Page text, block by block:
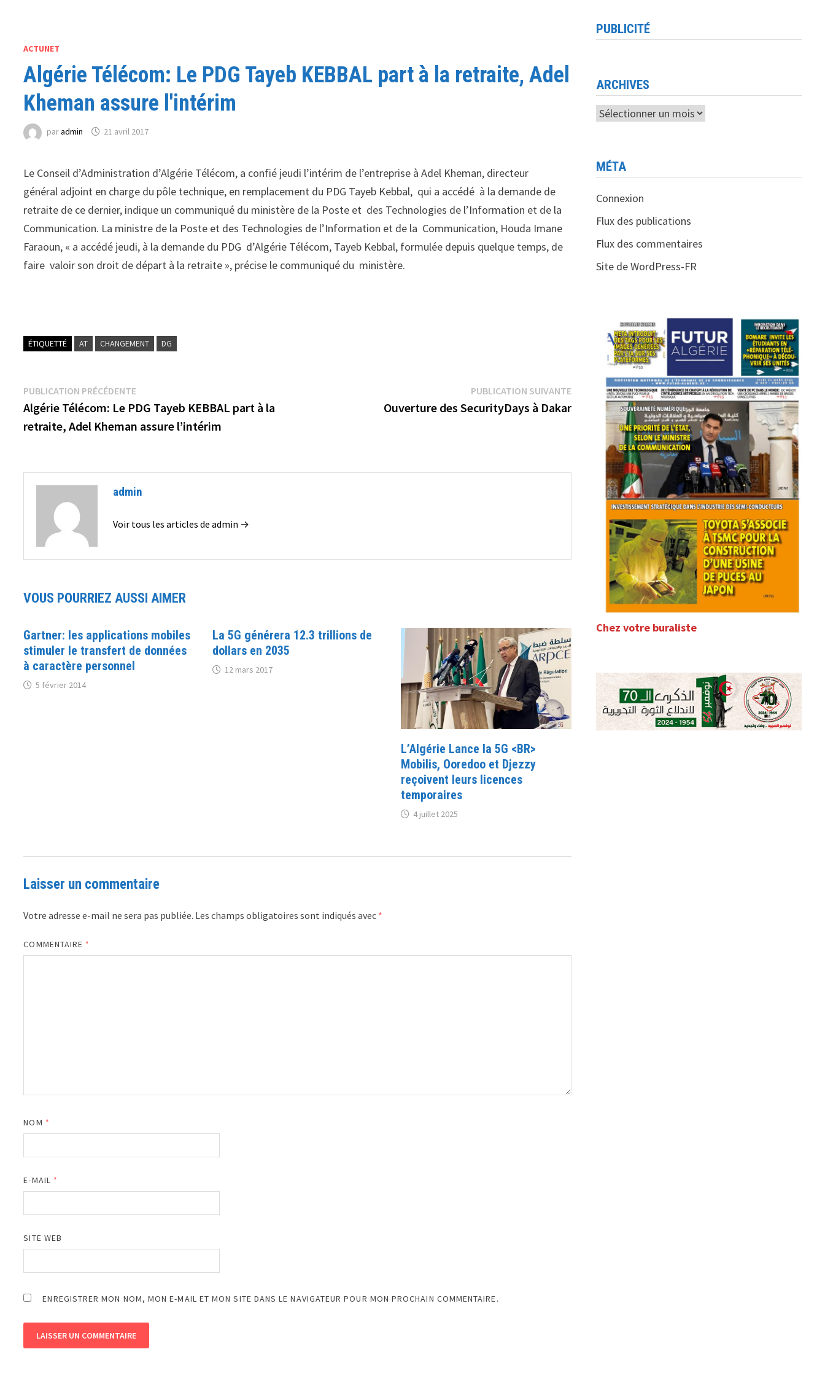
ACTUNET
Algérie Télécom: Le PDG Tayeb KEBBAL part à la retraite, Adel
Kheman assure l'intérim
paradmin 21 avril 2017
Le Conseil d’Administration d’Algérie Télécom, a confié jeudi l’intérim de l’entreprise à Adel Kheman, directeur
général adjoint en charge du pôle technique, en remplacement du PDG Tayeb Kebbal, qui a accédé à la demande de
retraite de ce dernier, indique un communiqué du ministère de la Poste et des Technologies de l’Information et de la
Communication. La ministre de la Poste et des Technologies de l’Information et de la Communication, Houda Imane
Faraoun, « a accédé jeudi, à la demande du PDG d’Algérie Télécom, Tayeb Kebbal, formulée depuis quelque temps, de
faire valoir son droit de départ à la retraite », précise le communiqué du ministère.
ÉTIQUETTÉ AT CHANGEMENT DG
Navigation
de
l’article
PUBLICATION PRÉCÉDENTEPublication
précédente :
Algérie Télécom: Le PDG Tayeb KEBBAL part à la
retraite, Adel Kheman assure l’intérim
PUBLICATION SUIVANTEPublication
suivante :
Ouverture des SecurityDays à Dakar
admin
Voir tous les articles de admin →
VOUS POURRIEZ AUSSI AIMER
Gartner: les applications mobiles
stimuler le transfert de données
à caractère personnel
5 février 2014
La 5G générera 12.3 trillions de
dollars en 2035
12 mars 2017
L’Algérie Lance la 5G <BR>
Mobilis, Ooredoo et Djezzy
reçoivent leurs licences
temporaires
4 juillet 2025
Laisser un commentaire
Votre adresse e-mail ne sera pas publiée. Les champs obligatoires sont indiqués avec *
COMMENTAIRE *
NOM *
E-MAIL *
SITE WEB
ENREGISTRER MON NOM, MON E-MAIL ET MON SITE DANS LE NAVIGATEUR POUR MON PROCHAIN COMMENTAIRE.
PUBLICITÉ
ARCHIVES
Archives
MÉTA
Connexion
Flux des publications
Flux des commentaires
Site de WordPress-FR
Chez votre buraliste